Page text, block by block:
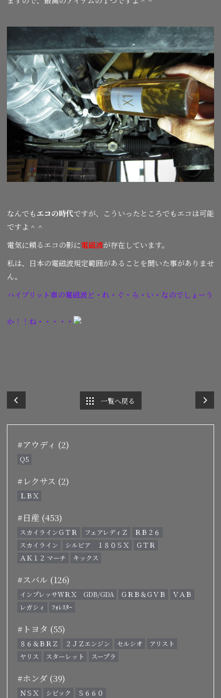
なんでもエコの時代ですが、こういったところでもエコは可能
ですよ＾＾
電気に頼るエコの影に電磁波が存在しています。
私は、日本の電磁波規定範囲があることを聞いた事がありませ
ん。
ハイブリット車の電磁波ど・れ・ぐ・ら・い・なのでしょーう
か！！ね・・・・・
一覧へ戻る
#アウディ (2)
Q5
#レクサス (2)
ＬＢＸ
#日産 (453)
スカイラインＧＴＲ フェアレディＺ
ＲＢ２６
スカイライン
シルビア １８０ＳＸ
ＧＴＲ
ＡＫ１２ マーチ
キックス
#スバル (126)
インプレッサＷＲＸ GDB/GDA ＧＲＢ＆ＧＶＢ
ＶＡＢ
レガシィ
ﾌｫﾚｽﾀｰ
#トヨタ (55)
８６＆ＢＲＺ ２ＪＺエンジン セルシオ
アリスト
ヤリス
スターレット スープラ
#ホンダ (39)
ＮＳＸ シビック Ｓ６６０